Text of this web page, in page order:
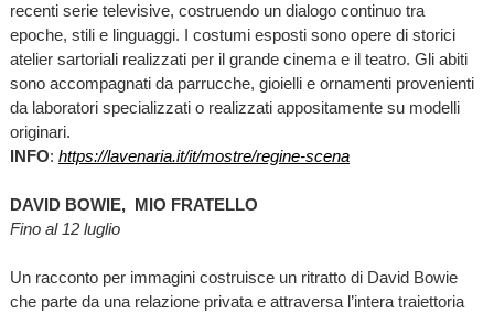
recenti serie televisive, costruendo un dialogo continuo tra
epoche, stili e linguaggi. I costumi esposti sono opere di storici
atelier sartoriali realizzati per il grande cinema e il teatro. Gli abiti
sono accompagnati da parrucche, gioielli e ornamenti provenienti
da laboratori specializzati o realizzati appositamente su modelli
originari.
INFO: https://lavenaria.it/it/mostre/regine-scena
DAVID BOWIE, MIO FRATELLO
Fino al 12 luglio
Un racconto per immagini costruisce un ritratto di David Bowie
che parte da una relazione privata e attraversa l’intera traiettoria